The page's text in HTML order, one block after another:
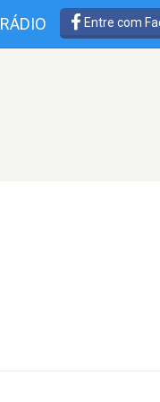
RÁDIO Entre com